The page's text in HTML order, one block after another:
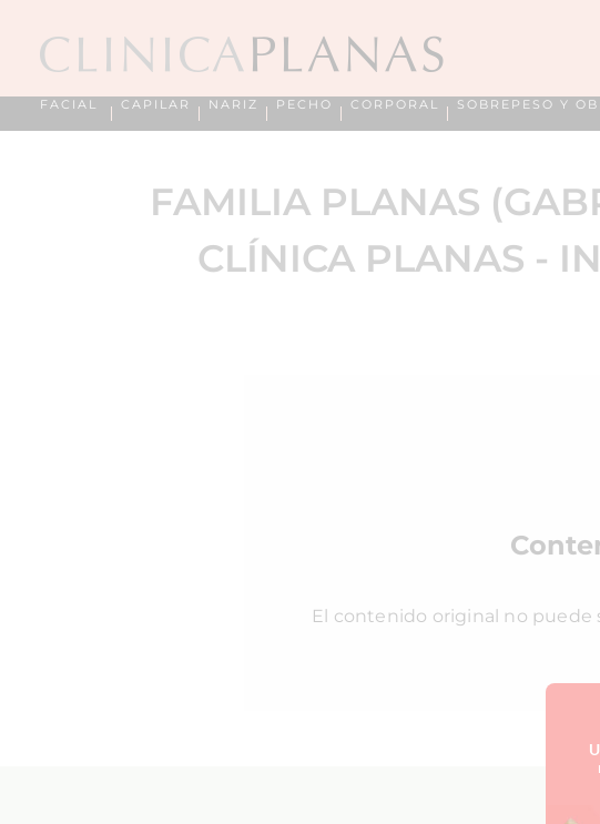
FACIAL CAPILAR NARIZ PECHO CORPORAL SOBREPESO Y
FAMILIA PLANAS
CLÍNICA PLANAS -
El contenido original no puede